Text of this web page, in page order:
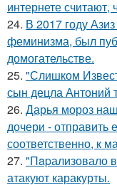
интернете
24. В 2017 году
феминизма, был
домогательстве.
25. "Слишком
сын децла Антоний
26. Дарья мороз
дочери - отправить
соответственно, к
27. "Пapализовало
атакуют каракурты.